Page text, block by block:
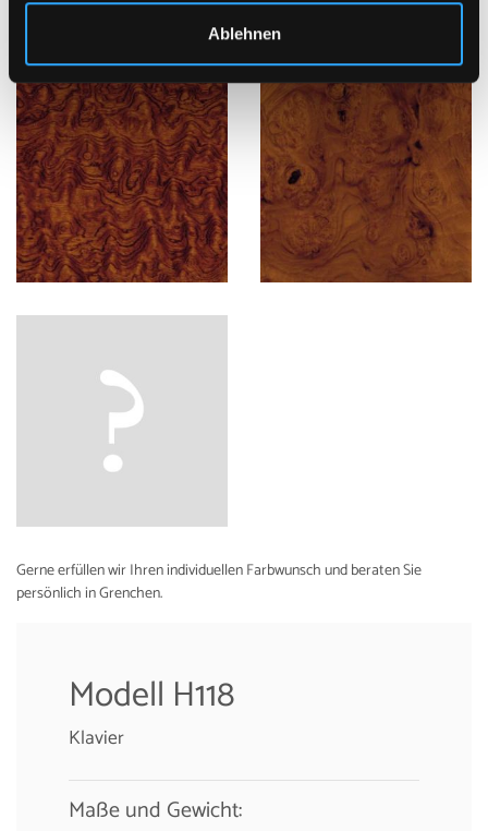
Ablehnen
Modell H118
Klavier
Maße und Gewicht:
Gerne erfüllen wir Ihren individuellen Farbwunsch und beraten Sie
persönlich in Grenchen.